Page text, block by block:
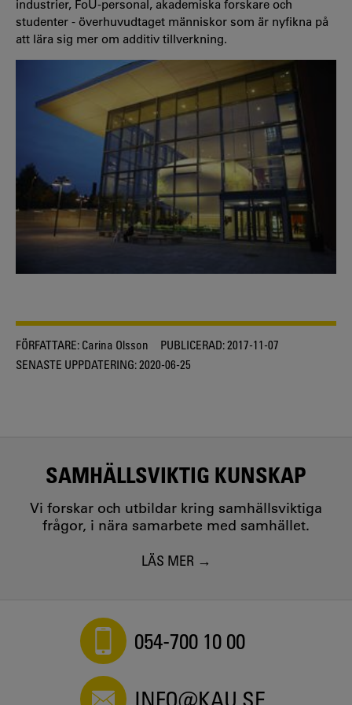
industrier, FoU-personal, akademiska forskare och
studenter - överhuvudtaget människor som är nyfikna på
att lära sig mer om additiv tillverkning.
FÖRFATTARE: Carina Olsson PUBLICERAD:2017-11-07
SENASTE UPPDATERING:2020-06-25
SAMHÄLLSVIKTIG KUNSKAP
Vi forskar och utbildar kring samhällsviktiga
frågor, i nära samarbete med samhället.
LÄS MER
054-700 10 00
INFO@KAU.SE